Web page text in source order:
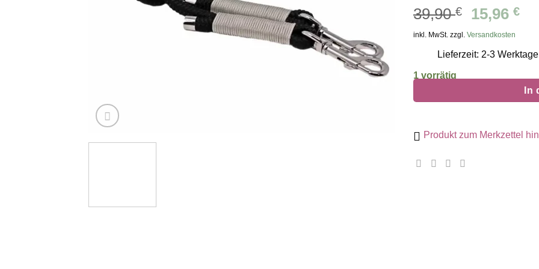
39,90€
Preis
39,90 €
15,96 €
inkl. MwSt. zzgl. Versandkosten
Lieferzeit: 2-3 Werktage
1 vorrätig
In
Produkt zum Merkzettel